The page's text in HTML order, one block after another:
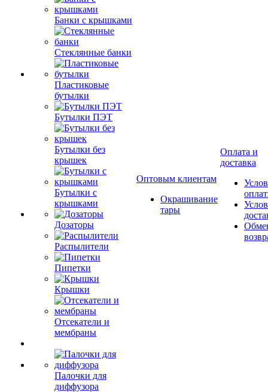
Банки с крышками
Стеклянные банки
Пластиковые
бутылки
Бутылки ПЭТ
Бутылки без
крышек
Бутылки с
крышками
Дозаторы
Распылители
Пипетки
Крышки
Отсекатели и
мембраны
Палочки для
диффузора
Оптовым клиентам
Окрашивание
тары
Оплата и
доставка